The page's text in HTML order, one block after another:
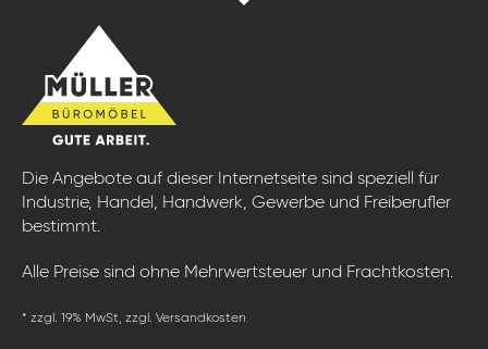
Die Angebote auf dieser Internetseite sind speziell für
Industrie, Handel, Handwerk, Gewerbe und Freiberufler
bestimmt.
Alle Preise sind ohne Mehrwertsteuer und Frachtkosten.
* zzgl. 19% MwSt, zzgl. Versandkosten